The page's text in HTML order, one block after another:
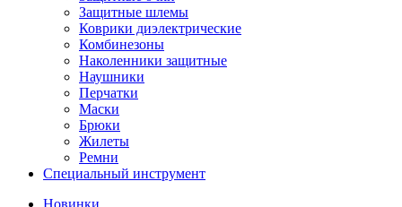
Защитные шлемы
Коврики диэлектрические
Комбинезоны
Наколенники защитные
Наушники
Перчатки
Маски
Брюки
Жилеты
Ремни
Специальный инструмент
Новинки